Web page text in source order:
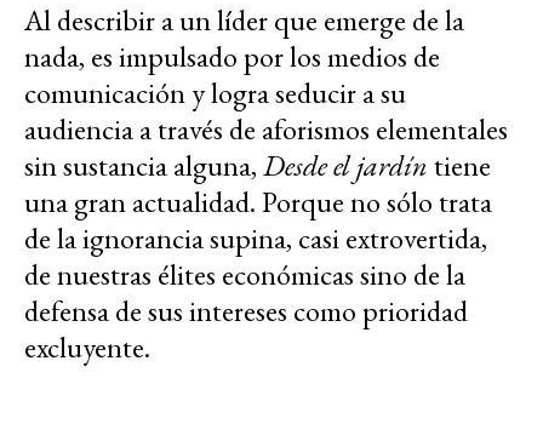
Al describir a un líder que emerge de la
nada, es impulsado por los medios de
comunicación y logra seducir a su
audiencia a través de aforismos elementales
sin sustancia alguna,Desde el jardín tiene
una gran actualidad. Porque no sólo trata
de la ignorancia supina, casi extrovertida,
de nuestras élites económicas sino de la
defensa de sus intereses como prioridad
excluyente.